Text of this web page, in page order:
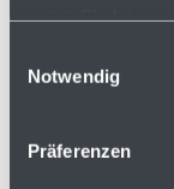
Trigger Symbol
Notwendig
Präferenzen